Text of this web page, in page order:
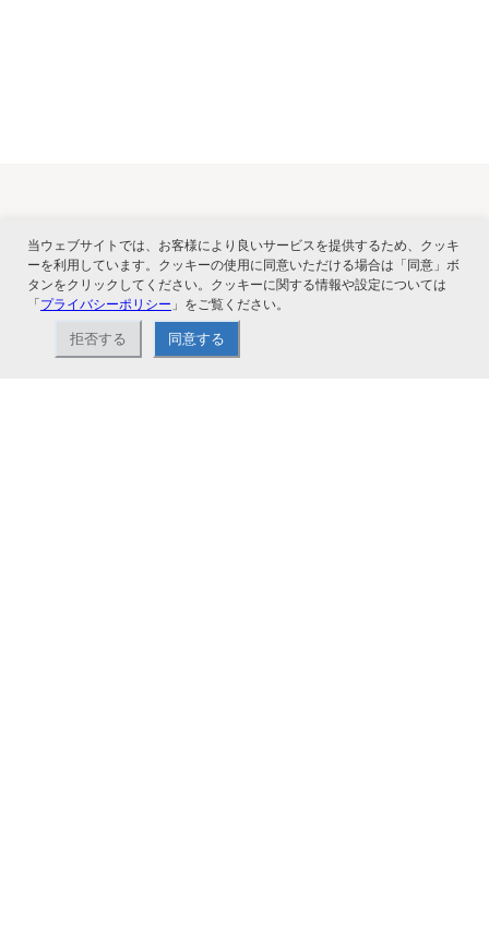
関連サービス
当ウェブサイトでは、お客様により良いサービスを提供するため、クッキ
ーを利用しています。クッキーの使用に同意いただける場合は「同意」ボ
タンをクリックしてください。クッキーに関する情報や設定については
「プライバシーポリシー 」をご覧ください。
拒否する 同意する